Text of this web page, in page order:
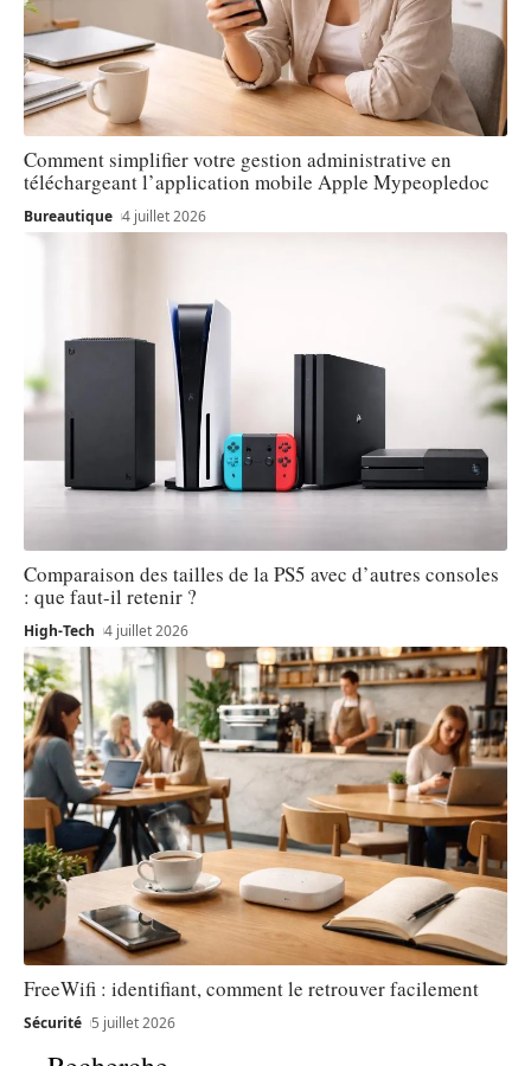
Comment simplifier votre gestion administrative en
téléchargeant l’application mobile Apple Mypeopledoc
Bureautique 4 juillet 2026
Comparaison des tailles de la PS5 avec d’autres consoles
: que faut-il retenir ?
High-Tech 4 juillet 2026
FreeWifi : identifiant, comment le retrouver facilement
Sécurité 5 juillet 2026